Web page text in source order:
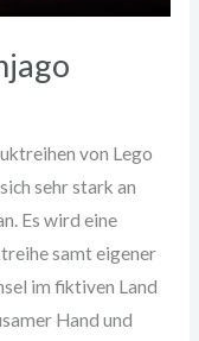
von Lego
sehr stark an
Es wird eine
samt eigener
im fiktiven Land
Hand und